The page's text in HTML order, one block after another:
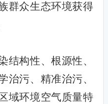
群众生态环境获得
结构性、根源性、
治污、精准治污、
域环境空气质量特